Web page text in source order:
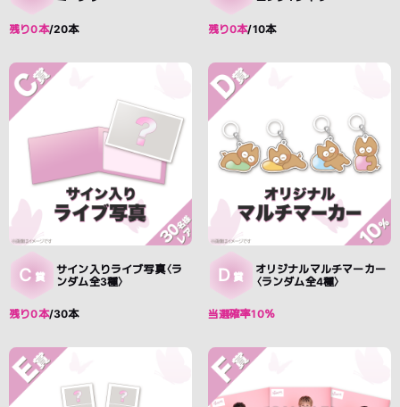
残り0本/20本 残り0本/10本
C 賞
サイン入りライブ写真〈ラ
ンダム全3種〉
残り0本/30本
D 賞
オリジナルマルチマーカー
〈ランダム全4種〉
当選確率10％